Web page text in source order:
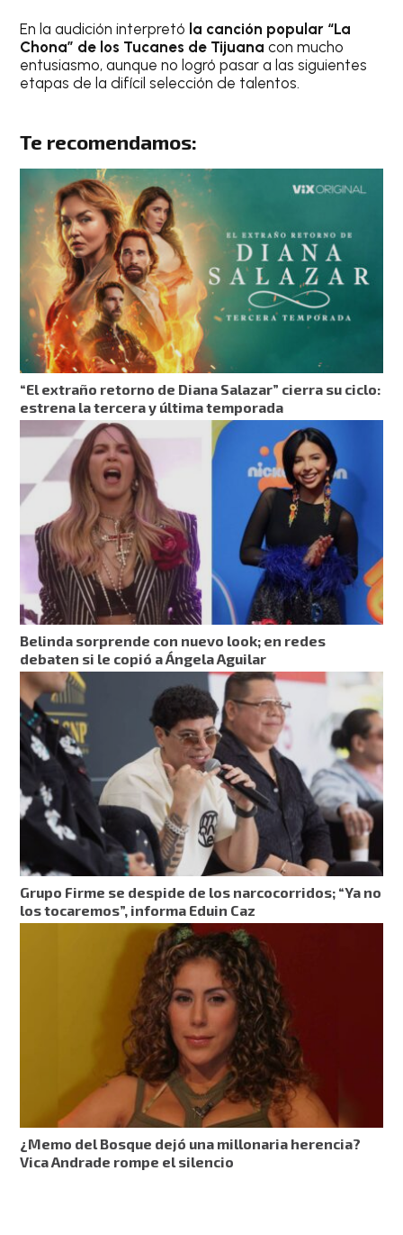
En la audición interpretó la canción popular “La
Chona” de los Tucanes de Tijuana con mucho
entusiasmo, aunque no logró pasar a las siguientes
etapas de la difícil selección de talentos.
Te recomendamos:
“El extraño retorno de Diana Salazar” cierra su ciclo:
estrena la tercera y última temporada
Belinda sorprende con nuevo look; en redes
debaten si le copió a Ángela Aguilar
Grupo Firme se despide de los narcocorridos; “Ya no
los tocaremos”, informa Eduin Caz
¿Memo del Bosque dejó una millonaria herencia?
Vica Andrade rompe el silencio